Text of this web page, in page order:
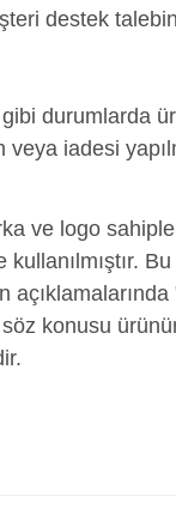
destek
durumlarda
veya iadesi
ve logo
konusu